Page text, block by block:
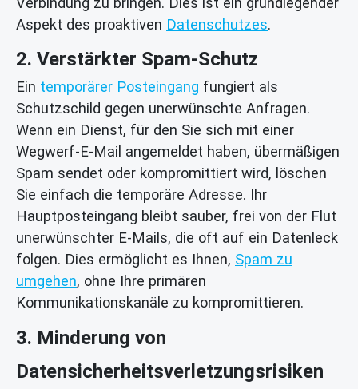
Aspekt des proaktiven Datenschutzes.
2. Verstärkter Spam-Schutz
Ein temporärer Posteingang fungiert als
Schutzschild gegen unerwünschte Anfragen.
Wenn ein Dienst, für den Sie sich mit einer
Wegwerf-E-Mail angemeldet haben, übermäßigen
Spam sendet oder kompromittiert wird, löschen
Sie einfach die temporäre Adresse. Ihr
Hauptposteingang bleibt sauber, frei von der Flut
unerwünschter E-Mails, die oft auf ein Datenleck
folgen. Dies ermöglicht es Ihnen, Spam zu
umgehen, ohne Ihre primären
Kommunikationskanäle zu kompromittieren.
3. Minderung von
Datensicherheitsverletzungsrisiken